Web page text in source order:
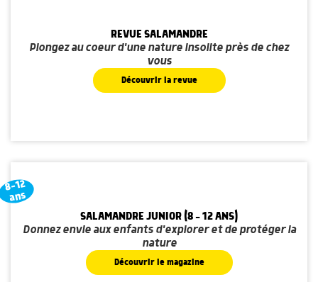
REVUE SALAMANDRE
Plongez au coeur d'une nature insolite près de chez
vous
Découvrir la revue
8-12
ans
SALAMANDRE JUNIOR (8 - 12 ANS)
Donnez envie aux enfants d'explorer et de protéger la
nature
Découvrir le magazine